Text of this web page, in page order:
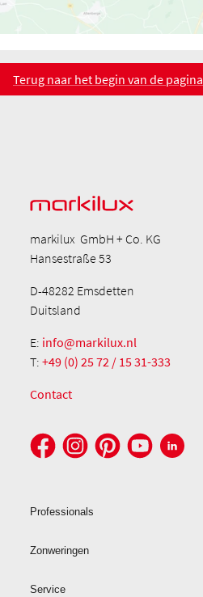
Terug naar het begin van de pagina
markilux GmbH + Co. KG
Hansestraße 53
D-48282 Emsdetten
Duitsland
E: info@markilux.nl
T:+49 (0) 25 72 / 15 31-333
Contact
Professionals
Zonweringen
Service